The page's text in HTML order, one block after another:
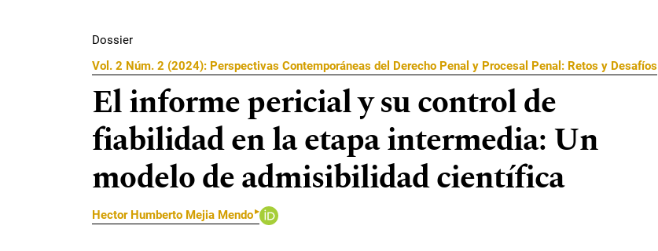
Dossier
Vol. 2 Núm. 2 (2024): Perspectivas Contemporáneas del Derecho Penal y Procesal Penal: Retos y Desafíos
El informe pericial y su control de
fiabilidad en la etapa intermedia: Un
modelo de admisibilidad científica
Hector Humberto Mejia Mendo▸